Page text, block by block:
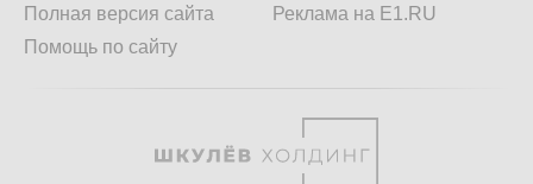
Полная версия сайта
Помощь по сайту
Реклама на E1.RU